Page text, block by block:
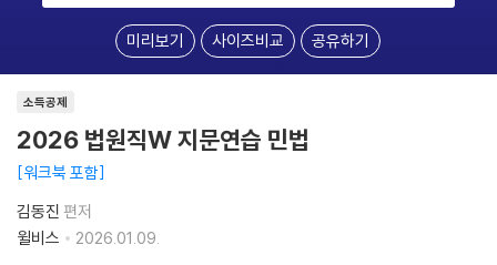
미리보기 사이즈비교 공유하기
소득공제
2026 법원직W 지문연습 민법
워크북 포함
김동진 편저
윌비스
2026.01.09.